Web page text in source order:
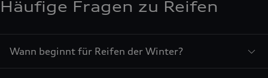
Häufige Fragen zu Reifen
Wann beginnt für Reifen der Winter?